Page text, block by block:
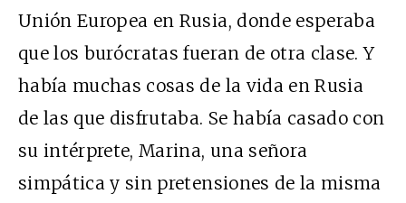
Unión Europea en Rusia, donde esperaba
que los burócratas fueran de otra clase. Y
había muchas cosas de la vida en Rusia
de las que disfrutaba. Se había casado con
su intérprete, Marina, una señora
simpática y sin pretensiones de la misma